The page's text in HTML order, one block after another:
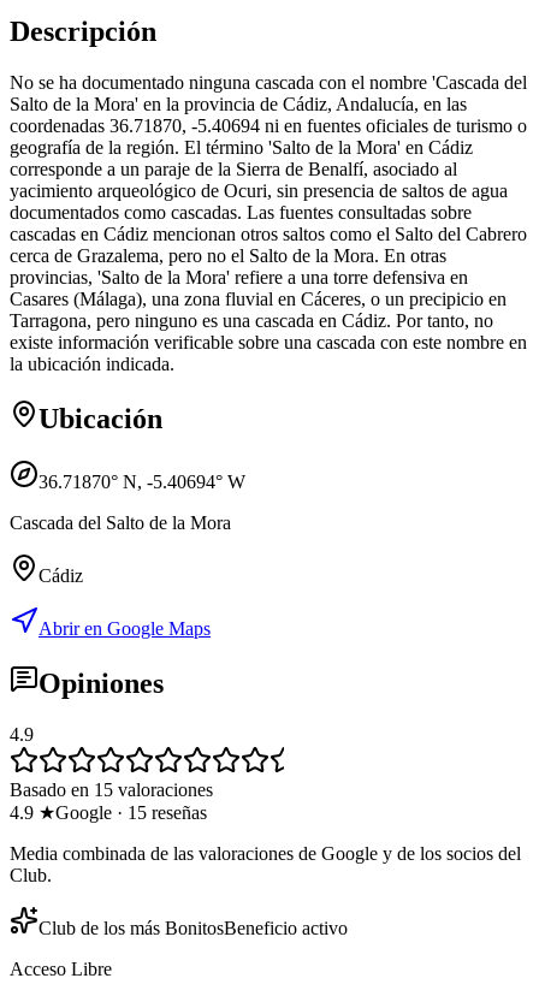
Descripción
No se ha documentado ninguna cascada con el nombre 'Cascada del
Salto de la Mora' en la provincia de Cádiz, Andalucía, en las
coordenadas 36.71870, -5.40694 ni en fuentes oficiales de turismo o
geografía de la región. El término 'Salto de la Mora' en Cádiz
corresponde a un paraje de la Sierra de Benalfí, asociado al
yacimiento arqueológico de Ocuri, sin presencia de saltos de agua
documentados como cascadas. Las fuentes consultadas sobre
cascadas en Cádiz mencionan otros saltos como el Salto del Cabrero
cerca de Grazalema, pero no el Salto de la Mora. En otras
provincias, 'Salto de la Mora' refiere a una torre defensiva en
Casares (Málaga), una zona fluvial en Cáceres, o un precipicio en
Tarragona, pero ninguno es una cascada en Cádiz. Por tanto, no
existe información verificable sobre una cascada con este nombre en
la ubicación indicada.
Ubicación
36.71870° N, -5.40694° W
Cascada del Salto de la Mora
Cádiz
Abrir en Google Maps
Opiniones
4.9
Basado en 15 valoraciones
4.9 ★Google · 15 reseñas
Media combinada de las valoraciones de Google y de los socios del
Club.
Club de los más BonitosBeneficio activo
Acceso Libre